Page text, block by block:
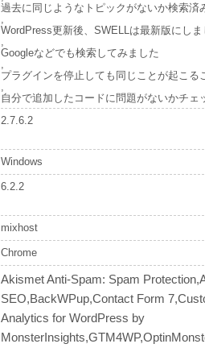
過去に同じようなトピックがないか検索済
WordPress更新後、SWELLは最新版にしま
Googleなどでも検索してみました
プラグインを停止しても同じことが起こる
自分で追加したコードに問題がないかチェ
2.7.6.2
Windows
6.2.2
mixhost
Chrome
Akismet Anti-Spam: Spam
SEO,BackWPup,Contact Form
Analytics for WordPress by